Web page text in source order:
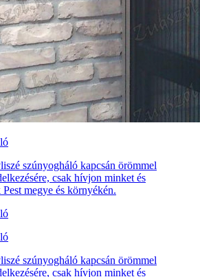
szúnyogháló kapcsán örömmel
csak hívjon minket és
megye és környékén.
szúnyogháló kapcsán örömmel
csak hívjon minket és